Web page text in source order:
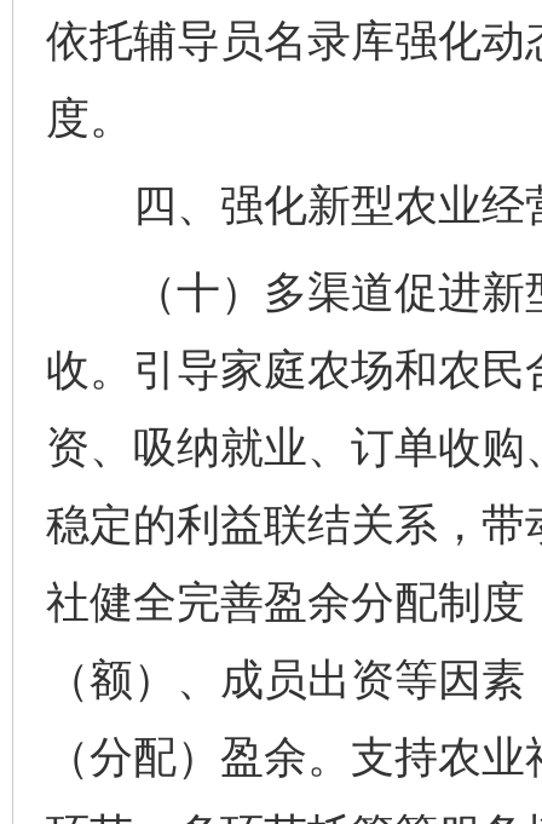
依托辅导员名录库强化
度。
四、强化新型农业经
（十）多渠道促进新
收。引导家庭农场和农
资、吸纳就业、订单收
稳定的利益联结关系，
社健全完善盈余分配制
（额）、成员出资等因
（分配）盈余。支持农